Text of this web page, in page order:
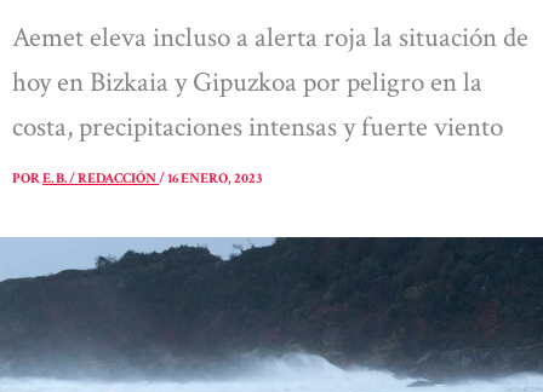
Aemet eleva incluso a alerta roja la situación de
hoy en Bizkaia y Gipuzkoa por peligro en la
costa, precipitaciones intensas y fuerte viento
PORE. B. / REDACCIÓN/16 ENERO, 2023